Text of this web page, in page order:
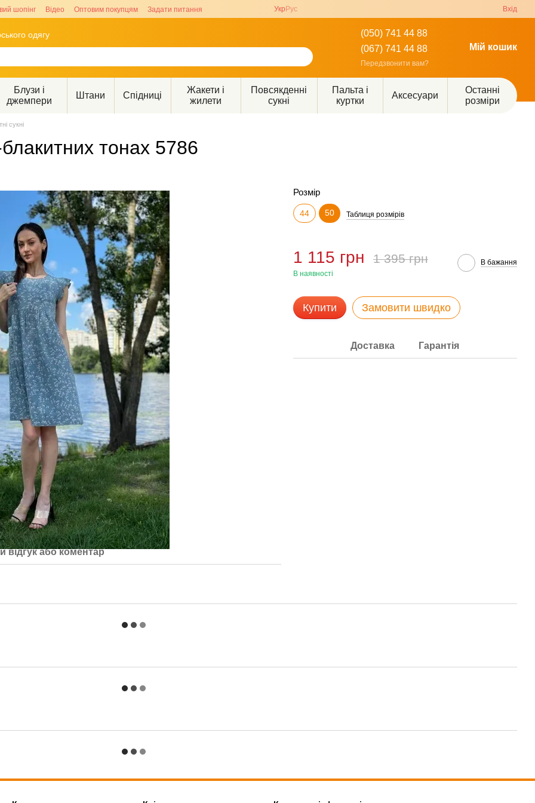
шопінг Відео Оптовим покупцям Задати питання Укр Рус Вхід
одягу
(050) 741 44 88
(067) 741 44 88
Передзвонити вам?
Мій кошик
Блузи і
джемпери
Штани Спідниці
Жакети і
жилети
Повсякденні
сукні
Пальта і
куртки
Аксесуари
Останні
розміри
сукні
тонах 5786
відгук або коментар
Розмір
44 50 Таблиця розмірів
1 115 грн 1 395 грн
В наявності
В бажання
Купити Замовити швидко
Доставка Гарантія